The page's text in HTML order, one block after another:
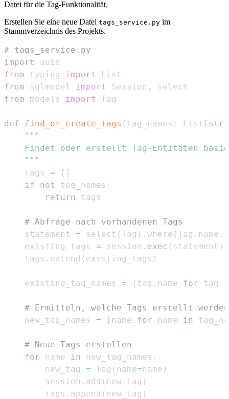
Datei für die Tag-Funktionalität.
Erstellen Sie eine neue Datei tags_service.py im
Stammverzeichnis des Projekts.
# tags_service.py
import
from typing import
from sqlmodel import Session ,
from models import
def find_or_create_tags ( tag_names : List [ str
    """
    tags
= [ ]
if
not tag_names :
return
# Abfrage nach vorhandenen Tags
    statement
= select (Tag ) . where (Tag . name .
    existing_tags
= session . exec ( statement )
    tags
. extend ( existing_tags )
    existing_tag_names
= {tag . name for tag
# Ermitteln, welche Tags erstellt werden
    new_tag_names
= [ name for name in
# Neue Tags erstellen
for name in new_tag_names :
        new_tag
= Tag ( name=name )
        session
. add ( new_tag )
        tags
. append ( new_tag )